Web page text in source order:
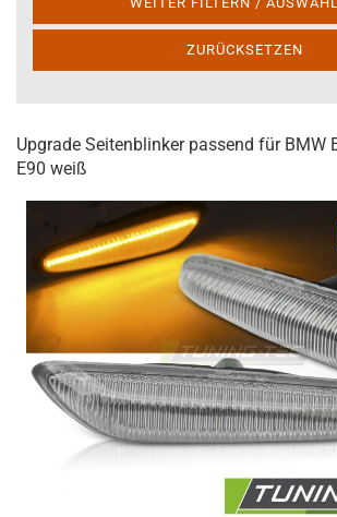
ZURÜCKSETZEN
Upgrade Seitenblinker passend für BMW
E90 weiß